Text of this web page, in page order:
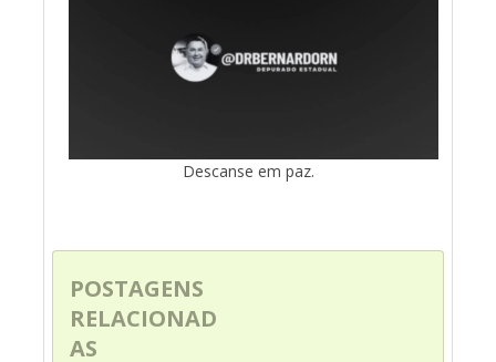
Descanse em paz.
POSTAGENS
RELACIONAD
AS